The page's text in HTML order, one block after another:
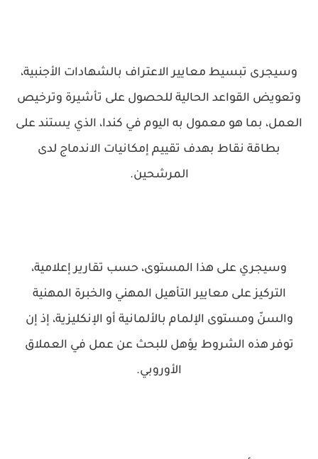
وسيجرى تبسيط معايير الاعتراف بالشهادات الأجنبية،
وتعويض القواعد الحالية للحصول على تأشيرة وترخيص
العمل، بما هو معمول به اليوم في كندا، الذي يستند على
بطاقة نقاط بهدف تقييم إمكانيات الاندماج لدى
المرشحين.
وسيجري على هذا المستوى، حسب تقارير إعلامية،
التركيز على معايير التأهيل المهني والخبرة المهنية
والسنّ ومستوى الإلمام بالألمانية أو الإنكليزية، إذ إن
توفر هذه الشروط يؤهل للبحث عن عمل في العملاق
الأوروبي.